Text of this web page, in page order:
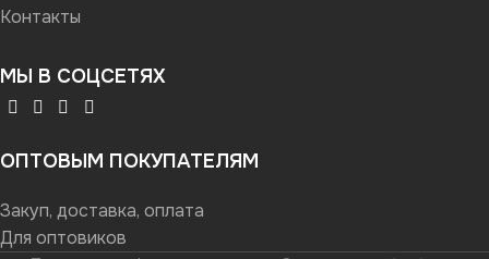
Контакты
МЫ В СОЦСЕТЯХ
ОПТОВЫМ ПОКУПАТЕЛЯМ
Закуп, доставка, оплата
Для оптовиков